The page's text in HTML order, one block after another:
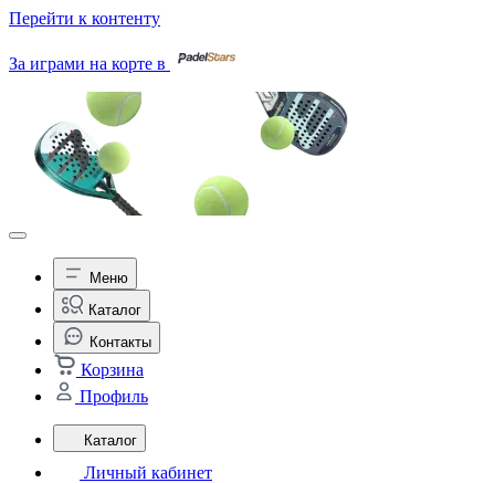
Перейти к контенту
За играми на корте в
Меню
Каталог
Контакты
Корзина
Профиль
Каталог
Личный кабинет